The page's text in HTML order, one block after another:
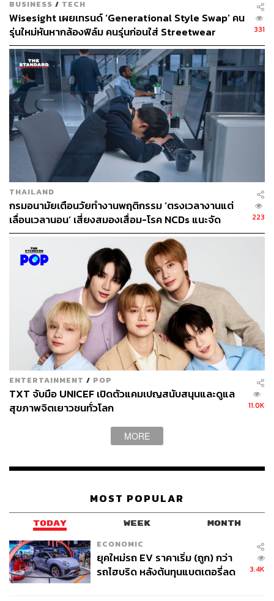
Armani ด้วย เมื่อถูกถามถึงวิธีการดูแลตัวเองให้มีความสุข
จากภายในสู่ภายนอกเธอก็เปิดเผยทิปที่ทุกคนทำตามได้ดังนี้
Pop Tip:เคต แบลนเชตต์บอกว่า ถ้าอยากสุขภาพดีคุณต้อง
ไม่เครียด และวิธีอันดับหนึ่งที่เธออยากแนะนำคือการพาตัว
เองไปนวด ทุกครั้งที่ได้นวด นอกจากจะผ่อนคลาย
ความเครียดได้ดี ยังส่งผลดีต่อผิวพรรณด้วย
ภาพ: Getty Images
เราทุกคนต่างก็อยากเป็นคนที่ดี แต่หลายคนก็อดสงสัยไม่ได้
ว่าถ้าอยากดีกว่านี้มันจะมีทางเป็นไปได้ไหม คำตอบคือทำไม
จะเป็นไปไม่ได้ล่ะ หากเรารู้จักปรับปรุงตัวเองอยู่เสมอ การ
เป็นคนที่ดีกว่าเดิม ซึ่งจะเป็น Best Version ในแบบของคุณ ก็
จะมีทางเป็นจริงได้แน่นอน ขอเพียงลงมือเปลี่ยนแปลง และ
ปรับปรุงตัวเองตั้งแต่วันนี้เป็นต้นไป ด้วยเคล็ดลับเล็กๆ น้อยๆ ที่
ทำได้ในชีวิตประจำวันดังต่อไปนี้
Pop Tip:เคล็ดลับเปลี่ยนตัวเองให้เป็นคนที่ดีขึ้นกว่าเดิม
ช่วยเหลือผู้อื่นเสมอเมื่อมีโอกาสทำได้
รักษาสุขภาพของตัวเองให้แข็งแรง
ไม่ลืมใส่ใจคนในครอบครัว
มีความรับผิดชอบต่อหน้าที่ของตัวเอง
ภาพ: Shutterstock
BUSINESS / TECH
Wisesight เผยเทรนด์ ‘Generational Style Swap’ คน
รุ่นใหม่หันหากล้องฟิล์ม คนรุ่นก่อนใส่ Streetwear
สะท้อนอายุไม่ใช่ตัวกำหนดรสนิยม
331
THAILAND
กรมอนามัยเตือนวัยทำงานพฤติกรรม ‘ตรงเวลางานแต่
เลื่อนเวลานอน’ เสี่ยงสมองเสื่อม-โรค NCDs แนะจัด
ตารางพักผ่อนให้เหมือนนัดสำคัญ
223
ENTERTAINMENT / POP
TXT จับมือ UNICEF เปิดตัวแคมเปญสนับสนุนและดูแล
สุขภาพจิตเยาวชนทั่วโลก
11.0K
MORE
MOST POPULAR
TODAY WEEK MONTH
ECONOMIC
ยุคใหม่รถ EV ราคาเริ่ม (ถูก) กว่า
รถไฮบริด หลังต้นทุนแบตเตอรี่ลด
3.4K